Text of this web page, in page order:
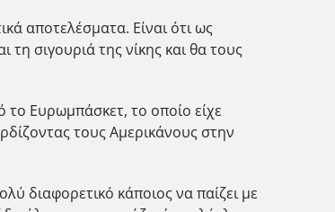
αποτελέσματα. Είναι ότι ως
σιγουριά της νίκης και θα τους
το Ευρωμπάσκετ, το οποίο είχε
τους Αμερικάνους στην
διαφορετικό κάποιος να παίζει με